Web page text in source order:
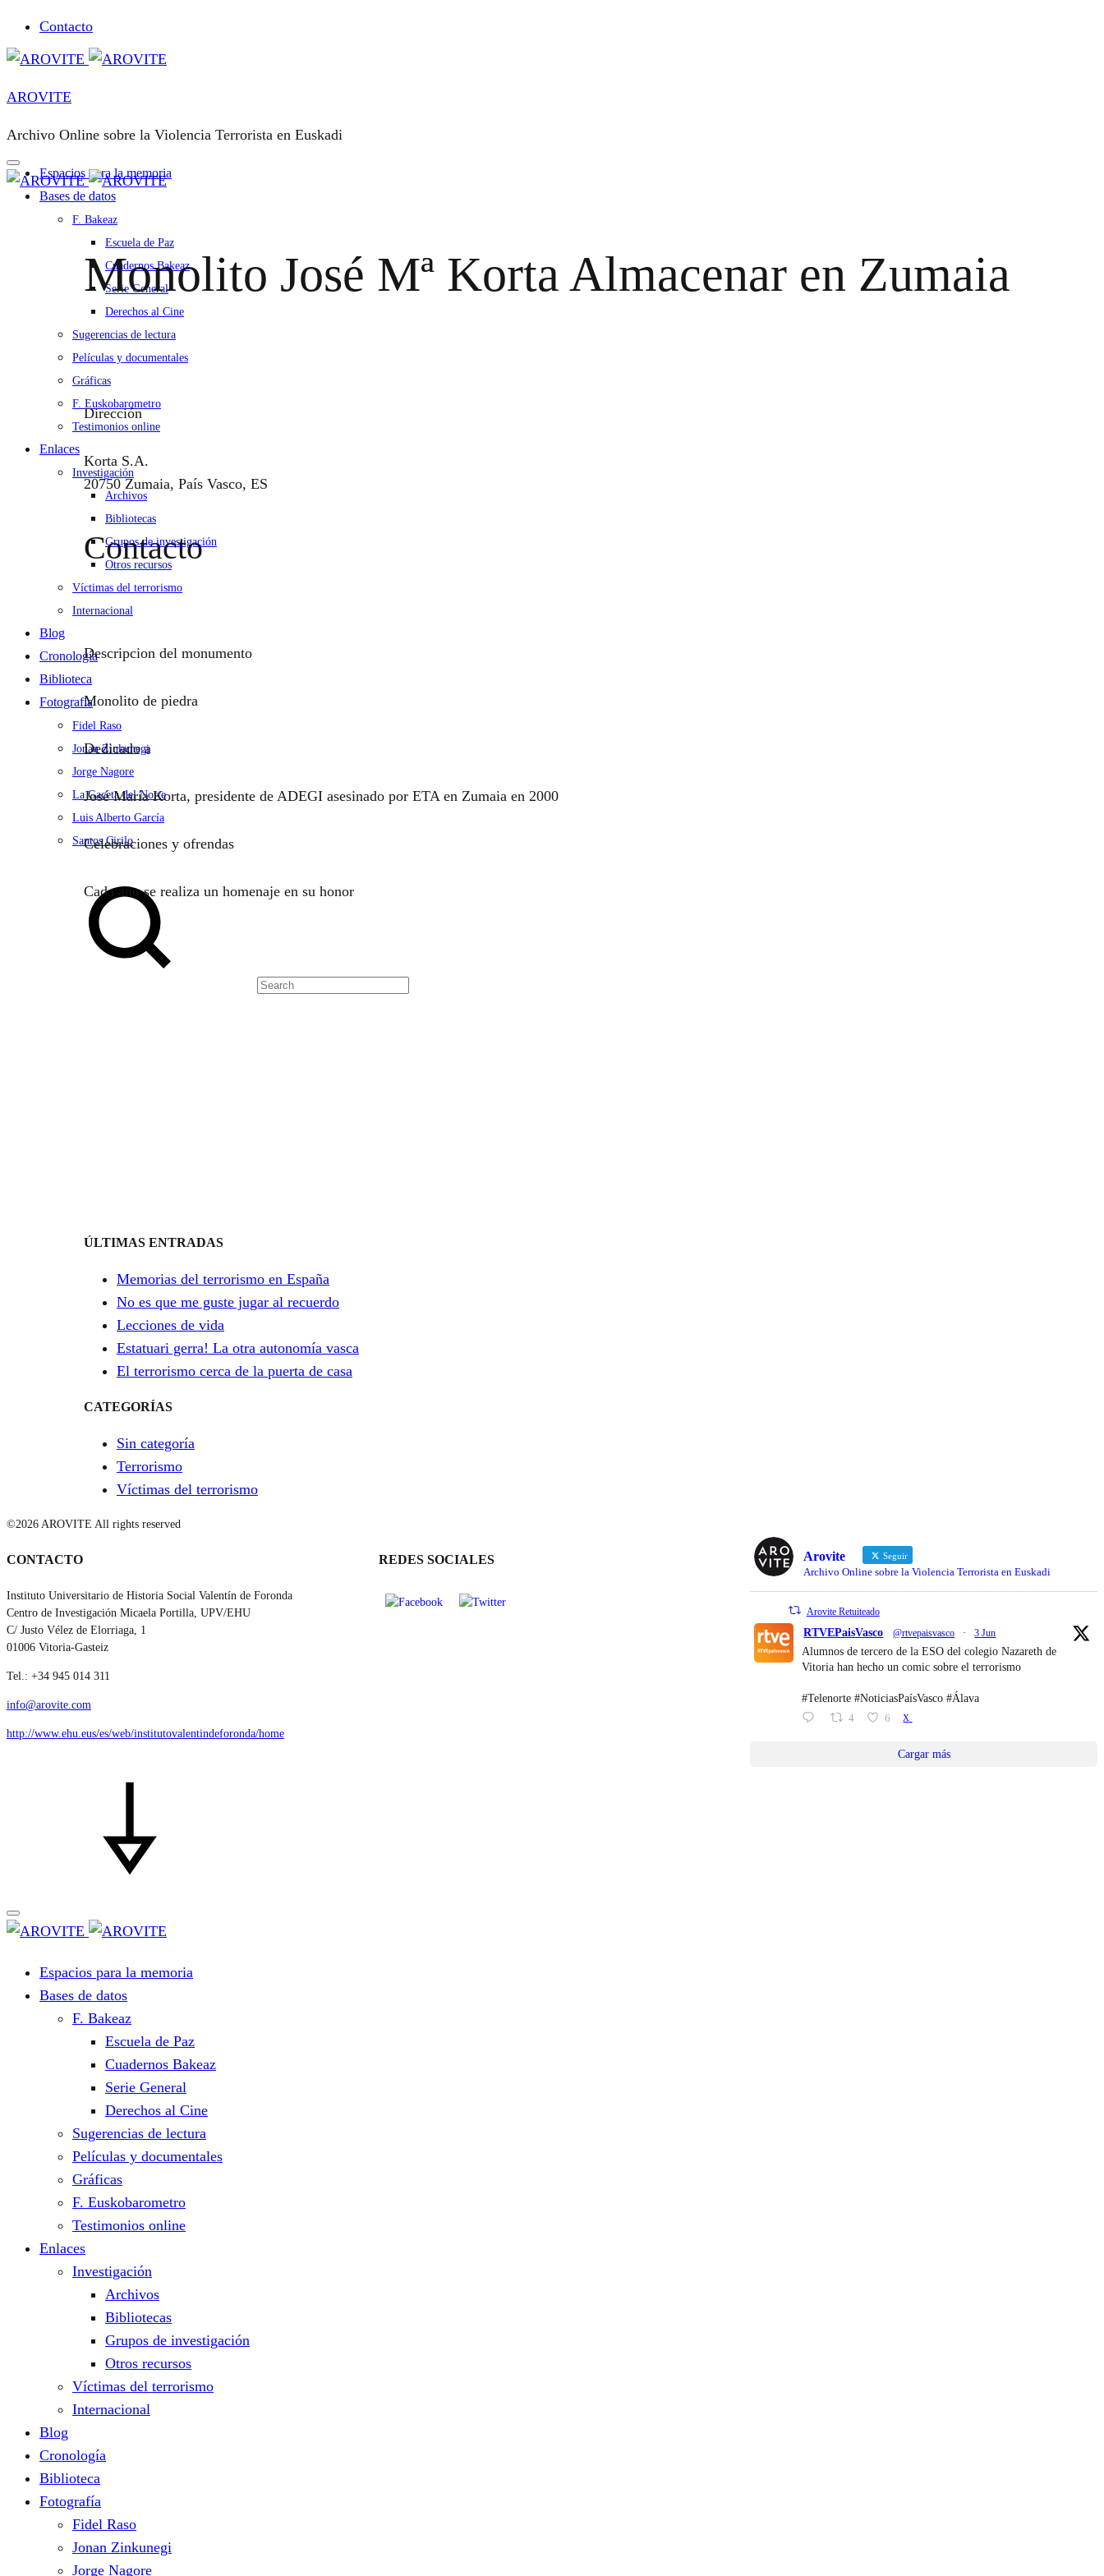
Contacto
AROVITE
Archivo Online sobre la Violencia Terrorista en Euskadi
Espacios para la memoria
Bases de datos
F. Bakeaz
Escuela de Paz
Cuadernos Bakeaz
Serie General
Derechos al Cine
Sugerencias de lectura
Películas y documentales
Gráficas
F. Euskobarometro
Testimonios online
Enlaces
Investigación
Archivos
Bibliotecas
Grupos de investigación
Otros recursos
Víctimas del terrorismo
Internacional
Blog
Cronología
Biblioteca
Fotografía
Fidel Raso
Jonan Zinkunegi
Jorge Nagore
La Gaceta del Norte
Luis Alberto García
Santos Cirilo
Monolito José Mª KortaAlmacenar en Zumaia
Dirección
Korta S.A.
20750 Zumaia, País Vasco, ES
Contacto
Descripcion del monumento
Monolito de piedra
Dedicado a
José María Korta, presidente de ADEGI asesinado por ETA en Zumaia en 2000
Celebraciones y ofrendas
Cada año se realiza un homenaje en su honor
ÚLTIMAS ENTRADAS
Memorias del terrorismo en España
No es que me guste jugar al recuerdo
Lecciones de vida
Estatuari gerra! La otra autonomía vasca
El terrorismo cerca de la puerta de casa
CATEGORÍAS
Sin categoría
Terrorismo
Víctimas del terrorismo
©2026 AROVITE All rights reserved
CONTACTO
Instituto Universitario de Historia Social Valentín de Foronda
Centro de Investigación Micaela Portilla, UPV/EHU
C/ Justo Vélez de Elorriaga, 1
01006 Vitoria-Gasteiz
Tel.: +34 945 014 311
info@arovite.com
http://www.ehu.eus/es/web/institutovalentindeforonda/home
REDES SOCIALES Arovite Seguir
Archivo Online sobre la Violencia Terrorista en Euskadi
Arovite Retuiteado
RTVEPaisVasco @rtvepaisvasco · 3 Jun
Alumnos de tercero de la ESO del colegio Nazareth de
Vitoria han hecho un comic sobre el terrorismo
#Telenorte #NoticiasPaísVasco #Álava
4 6 X
Cargar más
Espacios para la memoria
Bases de datos
F. Bakeaz
Escuela de Paz
Cuadernos Bakeaz
Serie General
Derechos al Cine
Sugerencias de lectura
Películas y documentales
Gráficas
F. Euskobarometro
Testimonios online
Enlaces
Investigación
Archivos
Bibliotecas
Grupos de investigación
Otros recursos
Víctimas del terrorismo
Internacional
Blog
Cronología
Biblioteca
Fotografía
Fidel Raso
Jonan Zinkunegi
Jorge Nagore